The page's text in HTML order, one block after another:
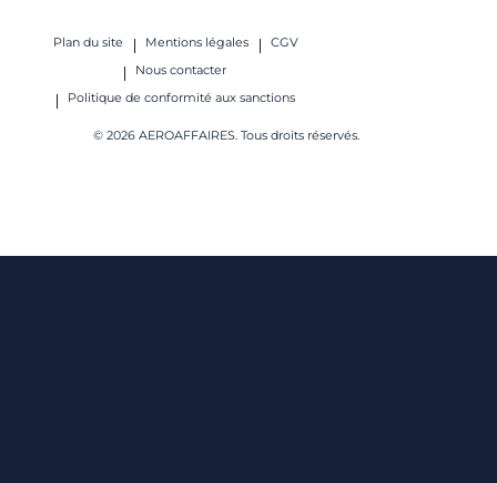
Plan du site Mentions légales
CGV
Nous contacter
Politique de conformité aux sanctions
© 2026 AEROAFFAIRES. Tous droits réservés.